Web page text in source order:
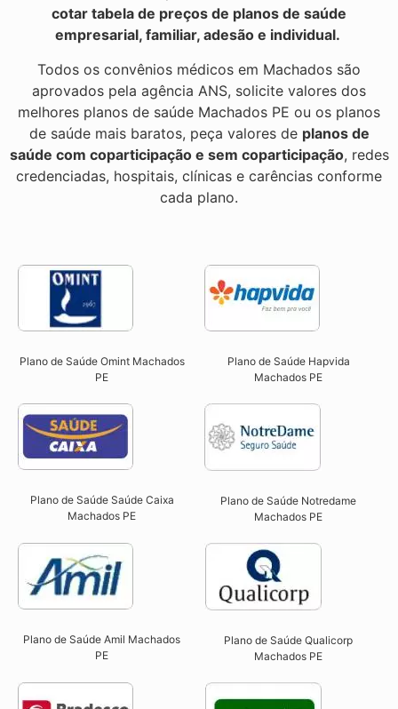
cotar tabela de preços de planos de saúde
empresarial, familiar, adesão e individual.
Todos os convênios médicos em Machados são
aprovados pela agência ANS, solicite valores dos
melhores planos de saúde Machados PE ou os planos
de saúde mais baratos, peça valores de planos de
saúde com coparticipação e sem coparticipação, redes
credenciadas, hospitais, clínicas e carências conforme
cada plano.
Plano de Saúde Omint Machados
PE​
Plano de Saúde Hapvida
Machados PE​
Plano de Saúde Saúde Caixa
Machados PE​
Plano de Saúde Notredame
Machados PE​
Plano de Saúde Amil Machados
PE
Plano de Saúde Qualicorp
Machados PE​